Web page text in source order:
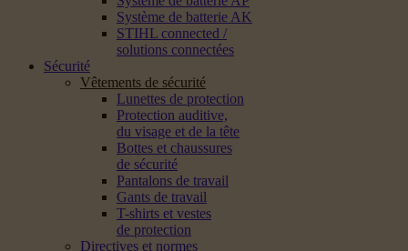
Système de batterie AK
STIHL connected /
solutions connectées
Sécurité
Vêtements de sécurité
Lunettes de protection
Protection auditive,
du visage et de la tête
Bottes et chaussures
de sécurité
Pantalons de travail
Gants de travail
T-shirts et vestes
de protection
Directives et normes